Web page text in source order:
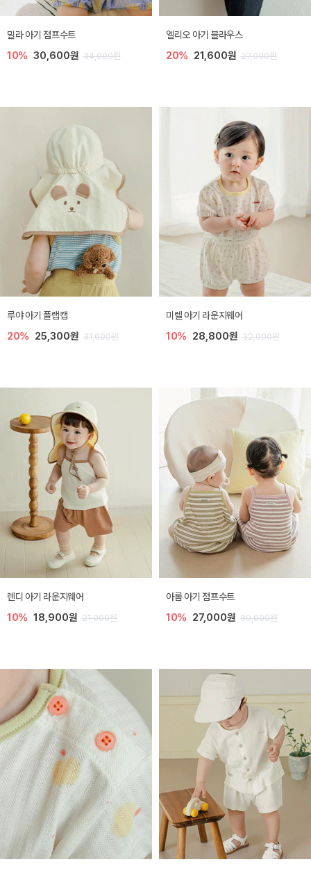
밀라 아기 점프수트
10% 30,600원 34,000원
엘리오 아기 블라우스
20% 21,600원 27,000원
루야 아기 플랩캡
20% 25,300원 31,600원
미렐 아기 라운지웨어
10% 28,800원 32,000원
렌디 아기 라운지웨어
10% 18,900원 21,000원
아롬 아기 점프수트
10% 27,000원 30,000원